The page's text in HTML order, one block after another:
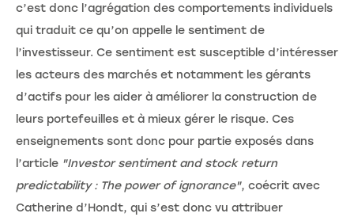
c’est donc l’agrégation des comportements individuels
qui traduit ce qu’on appelle le sentiment de
l’investisseur. Ce sentiment est susceptible d’intéresser
les acteurs des marchés et notamment les gérants
d’actifs pour les aider à améliorer la construction de
leurs portefeuilles et à mieux gérer le risque. Ces
enseignements sont donc pour partie exposés dans
l’article "Investor sentiment and stock return
predictability : The power of ignorance", coécrit avec
Catherine d’Hondt, qui s’est donc vu attribuer